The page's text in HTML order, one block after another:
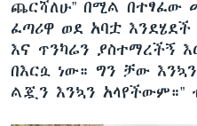
ጨርሻለሁ” በሚል በተፃፈው
ፈጣሪዋ ወደ አባቷ
እና ጥንካሬን ያስተማረችኝ
በእርሷ ነው። ግን ቻው
ልጇን እንኳን አላየችውም።”